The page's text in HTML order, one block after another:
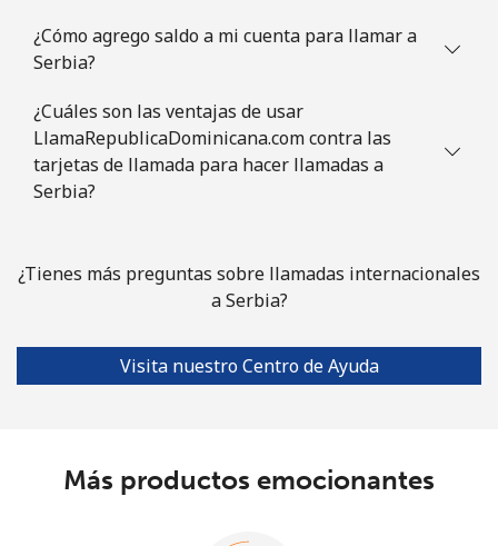
¿Cómo agrego saldo a mi cuenta para llamar a
Serbia?
¿Cuáles son las ventajas de usar
LlamaRepublicaDominicana.com contra las
tarjetas de llamada para hacer llamadas a
Serbia?
¿Tienes más preguntas sobre llamadas internacionales
a Serbia?
Visita nuestro Centro de Ayuda
Más productos emocionantes